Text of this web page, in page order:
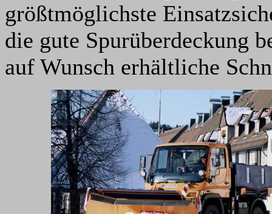
größtmöglichste
die gute Spurüberdeckung
auf Wunsch erhältliche